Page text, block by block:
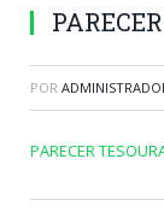
POR
PARECER